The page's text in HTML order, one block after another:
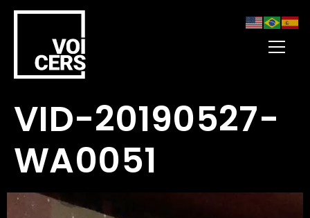
VID-20190527-
WA0051
Tocador